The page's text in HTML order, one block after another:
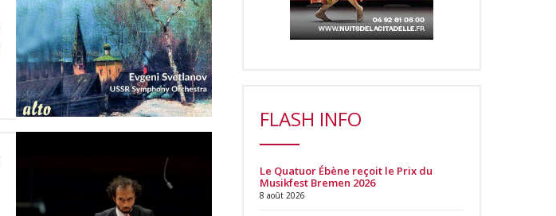
FLASH INFO
Le Quatuor Ébène reçoit le Prix du
Musikfest Bremen 2026
8 août 2026